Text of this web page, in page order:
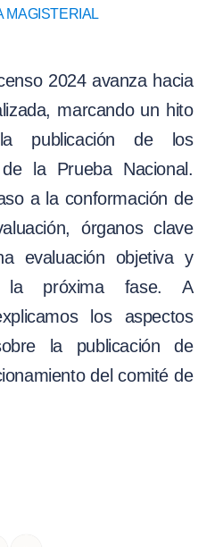
MAGISTERIAL
2024 avanza hacia
marcando un hito
publicación de los
la Prueba Nacional.
a la conformación de
órganos clave
evaluación objetiva y
la próxima fase. A
los aspectos
la publicación de
del comité de